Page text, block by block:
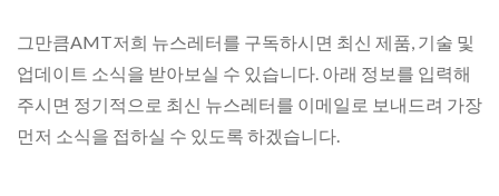
그만큼AMT저희 뉴스레터를 구독하시면 최신 제품, 기술 및
업데이트 소식을 받아보실 수 있습니다. 아래 정보를 입력해
주시면 정기적으로 최신 뉴스레터를 이메일로 보내드려 가장
먼저 소식을 접하실 수 있도록 하겠습니다.